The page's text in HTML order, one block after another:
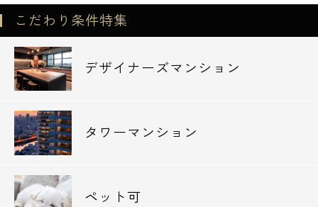
◆羅漢寺川緑道‥607m
◆立会川緑‥617m
目黒区のペット可高級賃貸マンションは当社
エスアールホームにお任せ下さい。
また、他エリアの物件紹介や仲介手数料無料
診断なども行っておりますのでお気軽にお問
い合わせ下さいませ。
こだわり条件特集
デザイナーズマンション
タワーマンション
ペット可